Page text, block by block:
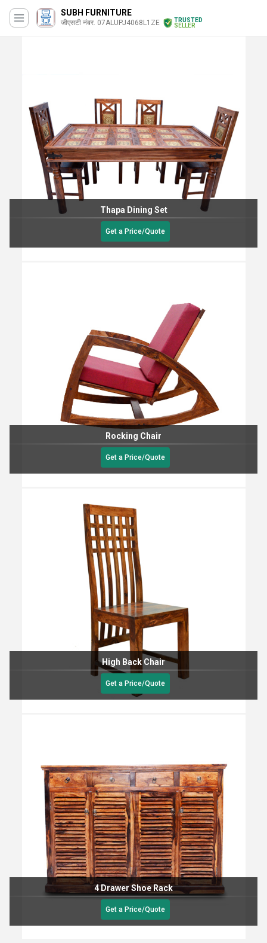
SUBH FURNITURE
जीएसटी नंबर. 07ALUPJ4068L1ZE
TRUSTED
SELLER
Thapa Dining Set
Get a Price/Quote
Rocking Chair
Get a Price/Quote
High Back Chair
Get a Price/Quote
4 Drawer Shoe Rack
Get a Price/Quote